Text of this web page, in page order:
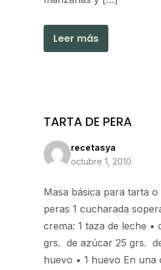
Leer más
TARTA DE PERA
recetasya
octubre 1, 2010
Masa básica para tarta
peras 1 cucharada
crema: 1 taza de leche •
grs. de azúcar 25 grs.
huevo • 1 huevo En